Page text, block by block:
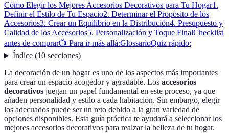
Cómo Elegir los Mejores Accesorios Decorativos para Tu Hogar1.
Definir el Estilo de Tu Espacio2. Determinar el Propósito de los
Accesorios3. Crear un Equilibrio en la Distribución4. Presupuesto y
Calidad de los Accesorios5. Personalización y Toque FinalChecklist
antes de comprar📺 Para ir más allá:GlossarioQuiz rápido:
Índice(10 secciones)
La decoración de un hogar es uno de los aspectos más importantes
para crear un espacio acogedor y agradable. Los accesorios
decorativos juegan un papel fundamental en este proceso, ya que
añaden personalidad y estilo a cada habitación. Sin embargo, elegir
los adecuados puede ser un reto debido a la gran variedad de
opciones disponibles. Esta guía práctica te ayudará a seleccionar los
mejores accesorios decorativos para realzar la belleza de tu hogar.